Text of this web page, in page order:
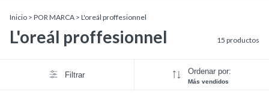
Inicio > POR MARCA > L'oreál proffesionnel
L'oreál proffesionnel 15 productos
Filtrar Ordenar por:
Más vendidos